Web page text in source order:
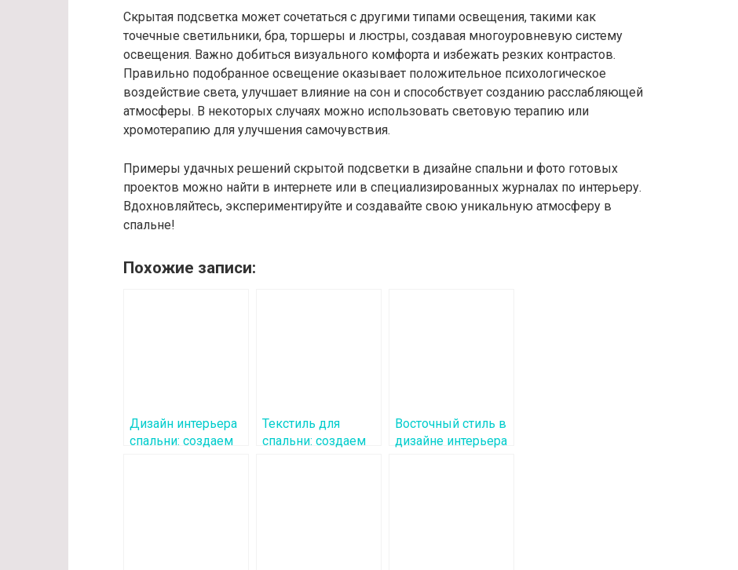
Скрытая подсветка может сочетаться с другими типами освещения, такими как
точечные светильники, бра, торшеры и люстры, создавая многоуровневую систему
освещения. Важно добиться визуального комфорта и избежать резких контрастов.
Правильно подобранное освещение оказывает положительное психологическое
воздействие света, улучшает влияние на сон и способствует созданию расслабляющей
атмосферы. В некоторых случаях можно использовать световую терапию или
хромотерапию для улучшения самочувствия.
Примеры удачных решений скрытой подсветки в дизайне спальни и фото готовых
проектов можно найти в интернете или в специализированных журналах по интерьеру.
Вдохновляйтесь, экспериментируйте и создавайте свою уникальную атмосферу в
спальне!
Похожие записи:
Дизайн интерьера
спальни: создаем
Текстиль для
спальни: создаем
Восточный стиль в
дизайне интерьера